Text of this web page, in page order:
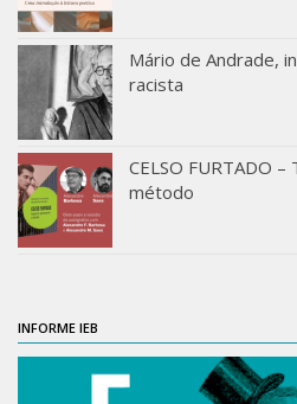
2° semestre
Informações aos Alunos
Docentes
IEB Virtual
Podcast
Hackathon e Edit-a-thon
Xilogoritmo
Mário de Andrade,
racista
CELSO FURTADO
método
INFORME IEB